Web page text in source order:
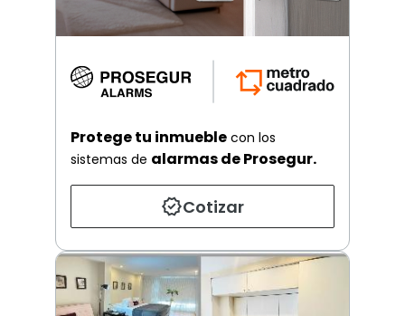
Protege tu inmueble con los
sistemas de alarmas de Prosegur.
Cotizar